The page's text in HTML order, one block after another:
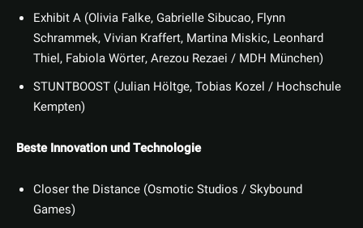
Exhibit A (Olivia Falke, Gabrielle Sibucao, Flynn
Schrammek, Vivian Kraffert, Martina Miskic, Leonhard
Thiel, Fabiola Wörter, Arezou Rezaei / MDH München)
STUNTBOOST (Julian Höltge, Tobias Kozel / Hochschule
Kempten)
Beste Innovation und Technologie
Closer the Distance (Osmotic Studios / Skybound
Games)